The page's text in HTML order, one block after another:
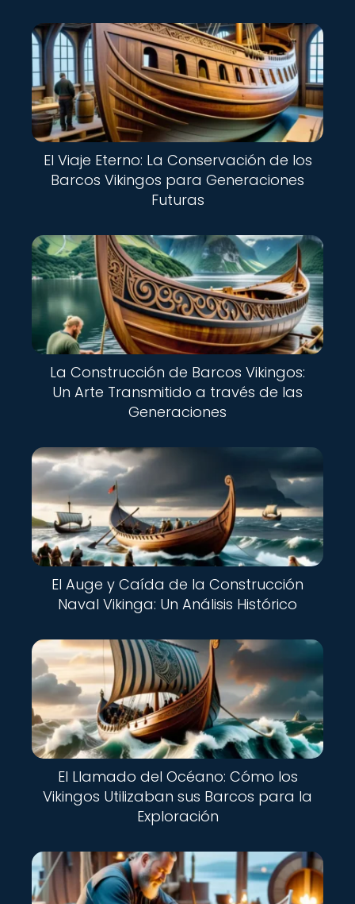
El Viaje Eterno: La Conservación de los
Barcos Vikingos para Generaciones
Futuras
La Construcción de Barcos Vikingos:
Un Arte Transmitido a través de las
Generaciones
El Auge y Caída de la Construcción
Naval Vikinga: Un Análisis Histórico
El Llamado del Océano: Cómo los
Vikingos Utilizaban sus Barcos para la
Exploración